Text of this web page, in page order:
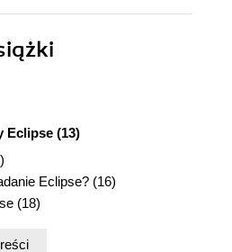
Eclipse (13)
Eclipse? (16)
(18)
(23)